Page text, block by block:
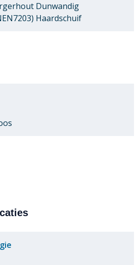
Dunwandig
Haardschuif